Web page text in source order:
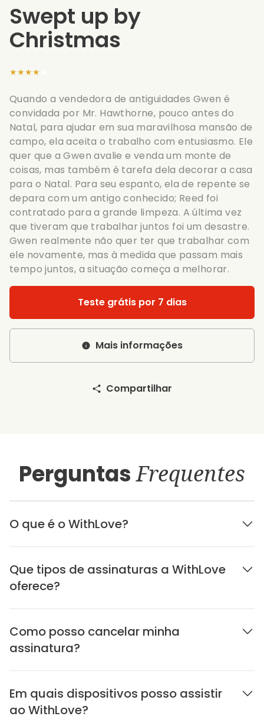
Swept up by
Christmas
★★★★★
Quando a vendedora de antiguidades Gwen é
convidada por Mr. Hawthorne, pouco antes do
Natal, para ajudar em sua maravilhosa mansão de
campo, ela aceita o trabalho com entusiasmo. Ele
quer que a Gwen avalie e venda um monte de
coisas, mas também é tarefa dela decorar a casa
para o Natal. Para seu espanto, ela de repente se
depara com um antigo conhecido; Reed foi
contratado para a grande limpeza. A última vez
que tiveram que trabalhar juntos foi um desastre.
Gwen realmente não quer ter que trabalhar com
ele novamente, mas à medida que passam mais
tempo juntos, a situação começa a melhorar.
Teste grátis por 7 dias
Mais informações
Compartilhar
PerguntasFrequentes
O que é o WithLove?
Que tipos de assinaturas a WithLove
oferece?
Como posso cancelar minha
assinatura?
Em quais dispositivos posso assistir
ao WithLove?